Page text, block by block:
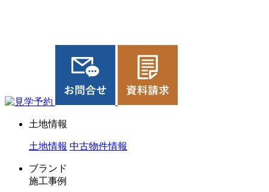
土地情報
土地情報 中古物件情報
ブランド
施工事例